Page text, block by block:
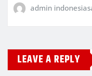
admin
LEAVE A REPLY